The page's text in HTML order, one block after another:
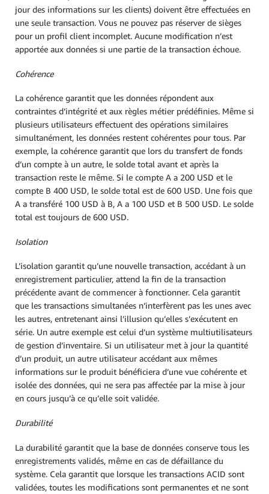
jour des informations sur les clients) doivent être effectuées en
une seule transaction. Vous ne pouvez pas réserver de sièges
pour un profil client incomplet. Aucune modification n’est
apportée aux données si une partie de la transaction échoue.
Cohérence
La cohérence garantit que les données répondent aux
contraintes d’intégrité et aux règles métier prédéfinies. Même si
plusieurs utilisateurs effectuent des opérations similaires
simultanément, les données restent cohérentes pour tous. Par
exemple, la cohérence garantit que lors du transfert de fonds
d’un compte à un autre, le solde total avant et après la
transaction reste le même. Si le compte A a 200 USD et le
compte B 400 USD, le solde total est de 600 USD. Une fois que
A a transféré 100 USD à B, A a 100 USD et B 500 USD. Le solde
total est toujours de 600 USD.
Isolation
L’isolation garantit qu’une nouvelle transaction, accédant à un
enregistrement particulier, attend la fin de la transaction
précédente avant de commencer à fonctionner. Cela garantit
que les transactions simultanées n’interfèrent pas les unes avec
les autres, entretenant ainsi l’illusion qu’elles s’exécutent en
série. Un autre exemple est celui d’un système multiutilisateurs
de gestion d’inventaire. Si un utilisateur met à jour la quantité
d’un produit, un autre utilisateur accédant aux mêmes
informations sur le produit bénéficiera d’une vue cohérente et
isolée des données, qui ne sera pas affectée par la mise à jour
en cours jusqu’à ce qu’elle soit validée.
Durabilité
La durabilité garantit que la base de données conserve tous les
enregistrements validés, même en cas de défaillance du
système. Cela garantit que lorsque les transactions ACID sont
validées, toutes les modifications sont permanentes et ne sont